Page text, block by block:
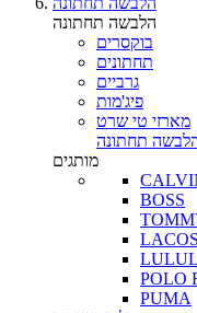
הלבשה תחתונה
בוקסרים
תחתונים
גרביים
פיג'מות
מארזי טי שרט
תחתונה
מותגים
BOSS
POLO
PUMA